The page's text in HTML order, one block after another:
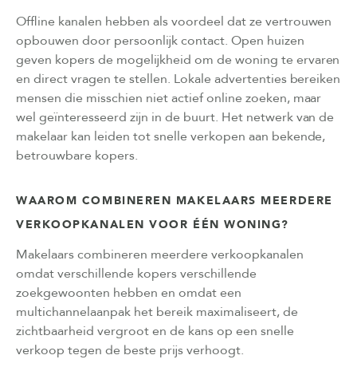
Offline kanalen hebben als voordeel dat ze vertrouwen
opbouwen door persoonlijk contact. Open huizen
geven kopers de mogelijkheid om de woning te ervaren
en direct vragen te stellen. Lokale advertenties bereiken
mensen die misschien niet actief online zoeken, maar
wel geïnteresseerd zijn in de buurt. Het netwerk van de
makelaar kan leiden tot snelle verkopen aan bekende,
betrouwbare kopers.
WAAROM COMBINEREN MAKELAARS MEERDERE
VERKOOPKANALEN VOOR ÉÉN WONING?
Makelaars combineren meerdere verkoopkanalen
omdat verschillende kopers verschillende
zoekgewoonten hebben en omdat een
multichannelaanpak het bereik maximaliseert, de
zichtbaarheid vergroot en de kans op een snelle
verkoop tegen de beste prijs verhoogt.